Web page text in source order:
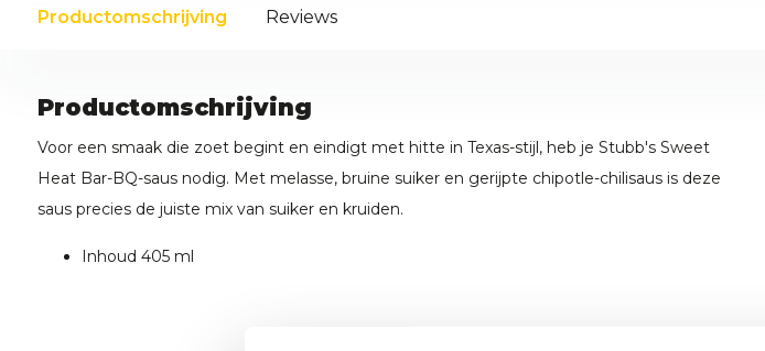
Productomschrijving Reviews
Productomschrijving
Voor een smaak die zoet begint en eindigt met hitte in Texas-stijl, heb je Stubb's Sweet
Heat Bar-BQ-saus nodig. Met melasse, bruine suiker en gerijpte chipotle-chilisaus is deze
saus precies de juiste mix van suiker en kruiden.
Inhoud 405 ml